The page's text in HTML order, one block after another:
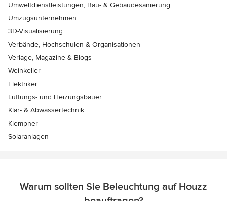
Umweltdienstleistungen, Bau- & Gebäudesanierung
Umzugsunternehmen
3D-Visualisierung
Verbände, Hochschulen & Organisationen
Verlage, Magazine & Blogs
Weinkeller
Elektriker
Lüftungs- und Heizungsbauer
Klär- & Abwassertechnik
Klempner
Solaranlagen
Warum sollten Sie Beleuchtung auf Houzz